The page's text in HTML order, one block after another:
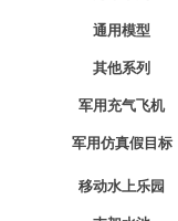
通用模型
其他系列
军用充气飞机
军用仿真假目标
移动水上乐园